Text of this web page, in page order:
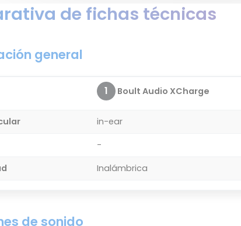
de fichas técnicas
general
1 Boult Audio XCharge
in-ear
-
Inalámbrica
de sonido